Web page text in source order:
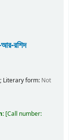
রশিদ
; Literary form: Not
Call number: